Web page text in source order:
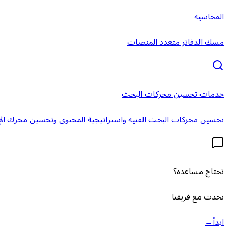
المحاسبة
مسك الدفاتر متعدد المنصات
خدمات تحسين محركات البحث
تحسين محركات البحث الفنية واستراتيجية المحتوى وتحسين محرك
تحتاج مساعدة؟
تحدث مع فريقنا
ابدأ→